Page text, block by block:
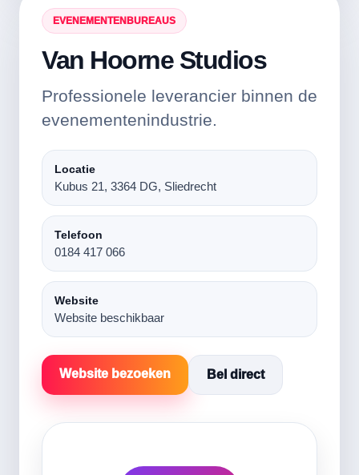
EVENEMENTENBUREAUS
Van Hoorne Studios
Professionele leverancier binnen de
evenementenindustrie.
Locatie
Kubus 21, 3364 DG, Sliedrecht
Telefoon
0184 417 066
Website
Website beschikbaar
Website bezoeken Bel direct